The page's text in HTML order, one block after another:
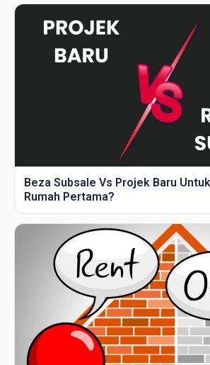
Beza Subsale Vs Projek Baru
Rumah Pertama?